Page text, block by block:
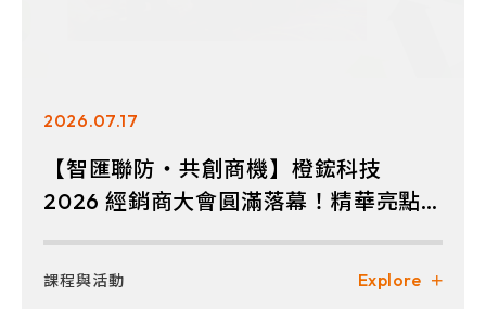
2026.07.17
【智匯聯防・共創商機】橙鋐科技
2026 經銷商大會圓滿落幕！精華亮點
全解析
課程與活動 Explore